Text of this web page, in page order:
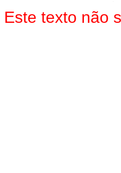
Este texto não